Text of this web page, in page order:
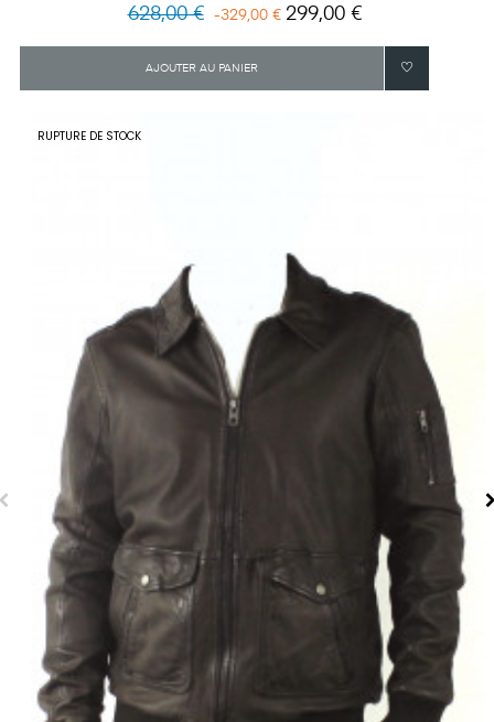
Prix
628,00 € -329,00 € Prix
299,00 €
AJOUTER AU PANIER
RUPTURE DE STOCK